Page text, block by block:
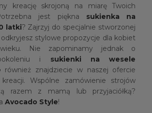
kreację skrojoną na miarę Twoich
jest piękna sukienka na
latki? Zajrzyj do specjalnie stworzonej
stylowe propozycje dla kobiet
Nie zapominamy jednak o
i sukienki na wesele
również znajdziecie w naszej ofercie
Wspólne zamówienie strojów
razem z mamą lub przyjaciółką?
Avocado Style!